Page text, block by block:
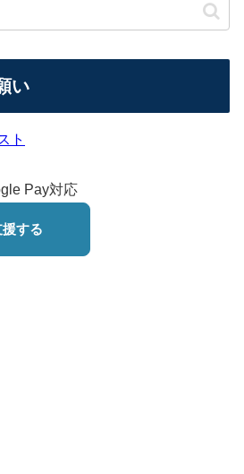
い
ト
Pay対応